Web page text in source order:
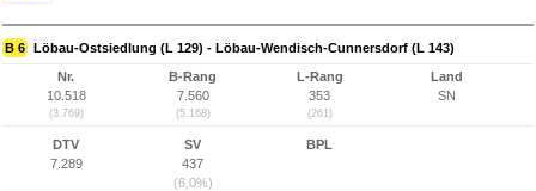
B 6 Löbau-Ostsiedlung (L 129) - Löbau-Wendisch-Cunnersdorf (L 143)
Nr.
10.518
(3.769)
B-Rang
7.560
(5.168)
L-Rang
353
(261)
Land
SN
DTV
7.289
SV
437
(6,0%)
BPL